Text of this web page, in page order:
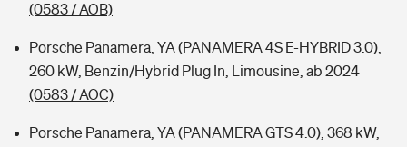
(0583 / AOB)
Porsche Panamera, YA (PANAMERA 4S E-HYBRID 3.0),
260 kW, Benzin/Hybrid Plug In, Limousine, ab 2024
(0583 / AOC)
Porsche Panamera, YA (PANAMERA GTS 4.0), 368 kW,